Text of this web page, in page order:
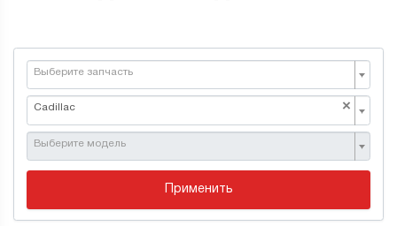
Выберите запчасть
×
Cadillac
Выберите модель
Применить